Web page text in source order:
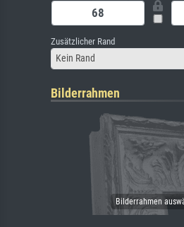
Zusätzlicher Rand
Kein Rand
Bilderrahmen